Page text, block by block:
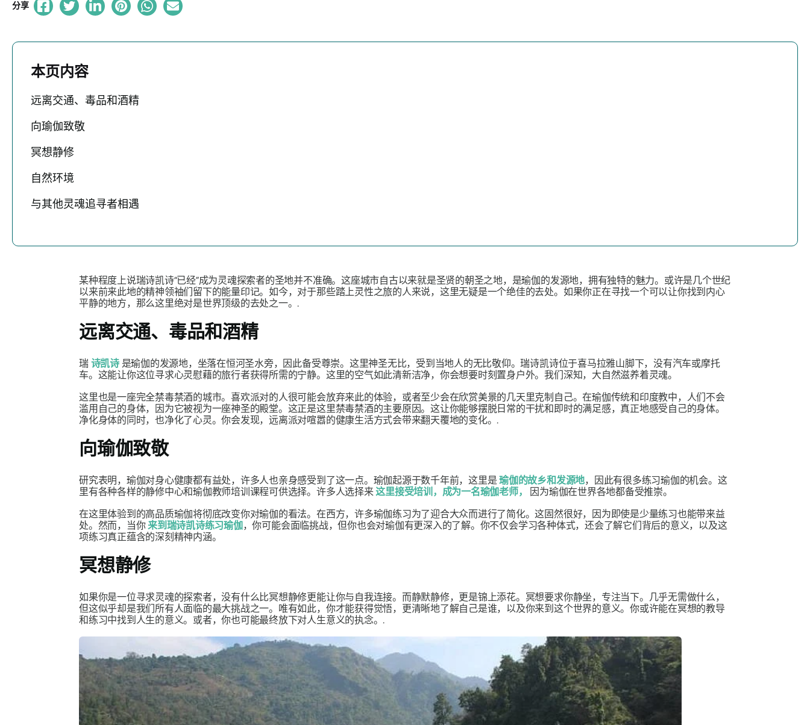
分享
本页内容
远离交通、毒品和酒精
向瑜伽致敬
冥想静修
自然环境
与其他灵魂追寻者相遇
某种程度上说瑞诗凯诗“已经”成为灵魂探索者的圣地并不准确。这座城市自古以来就是圣贤的朝圣之地，是瑜伽的发源地，拥有独特的魅力。或许是几个世纪
以来前来此地的精神领袖们留下的能量印记。如今，对于那些踏上灵性之旅的人来说，这里无疑是一个绝佳的去处。如果你正在寻找一个可以让你找到内心
平静的地方，那么这里绝对是世界顶级的去处之一。.
远离交通、毒品和酒精
瑞 诗凯诗是瑜伽的发源地，坐落在恒河圣水旁，因此备受尊崇。这里神圣无比，受到当地人的无比敬仰。瑞诗凯诗位于喜马拉雅山脚下，没有汽车或摩托
车。这能让你这位寻求心灵慰藉的旅行者获得所需的宁静。这里的空气如此清新洁净，你会想要时刻置身户外。我们深知，大自然滋养着灵魂。
这里也是一座完全禁毒禁酒的城市。喜欢派对的人很可能会放弃来此的体验，或者至少会在欣赏美景的几天里克制自己。在瑜伽传统和印度教中，人们不会
滥用自己的身体，因为它被视为一座神圣的殿堂。这正是这里禁毒禁酒的主要原因。这让你能够摆脱日常的干扰和即时的满足感，真正地感受自己的身体。
净化身体的同时，也净化了心灵。你会发现，远离派对喧嚣的健康生活方式会带来翻天覆地的变化。.
向瑜伽致敬
研究表明，瑜伽对身心健康都有益处，许多人也亲身感受到了这一点。瑜伽起源于数千年前，这里是瑜伽的故乡和发源地，因此有很多练习瑜伽的机会。这
里有各种各样的静修中心和瑜伽教师培训课程可供选择。许多人选择来这里接受培训，成为一名瑜伽老师，
因为瑜伽在世界各地都备受推崇。
在这里体验到的高品质瑜伽将彻底改变你对瑜伽的看法。在西方，许多瑜伽练习为了迎合大众而进行了简化。这固然很好，因为即使是少量练习也能带来益
处。然而，当你来到瑞诗凯诗练习瑜伽，你可能会面临挑战，但你也会对瑜伽有更深入的了解。你不仅会学习各种体式，还会了解它们背​​后的意义，以及这
项练习真正蕴含的深刻精神内涵。
冥想静修
如果你是一位寻求灵魂的探索者，没有什么比冥想静修更能让你与自我连接。而静默静修，更是锦上添花。冥想要求你静坐，专注当下。几乎无需做什么，
但这似乎却是我们所有人面临的最大挑战之一。唯有如此，你才能获得觉悟，更清晰地了解自己是谁，以及你来到这个世界的意义。你或许能在冥想的教导
和练习中找到人生的意义。或者，你也可能最终放下对人生意义的执念。.